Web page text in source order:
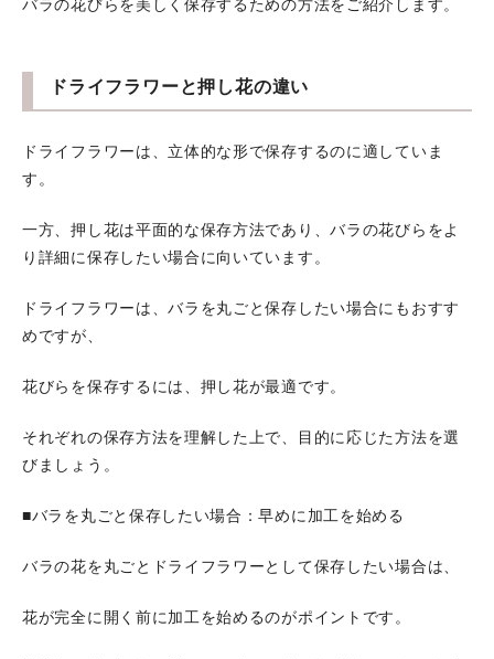
バラの花びらを美しく保存するための方法をご紹介します。
ドライフラワーと押し花の違い
ドライフラワーは、立体的な形で保存するのに適していま
す。
一方、押し花は平面的な保存方法であり、バラの花びらをよ
り詳細に保存したい場合に向いています。
ドライフラワーは、バラを丸ごと保存したい場合にもおすす
めですが、
花びらを保存するには、押し花が最適です。
それぞれの保存方法を理解した上で、目的に応じた方法を選
びましょう。
■バラを丸ごと保存したい場合：早めに加工を始める
バラの花を丸ごとドライフラワーとして保存したい場合は、
花が完全に開く前に加工を始めるのがポイントです。